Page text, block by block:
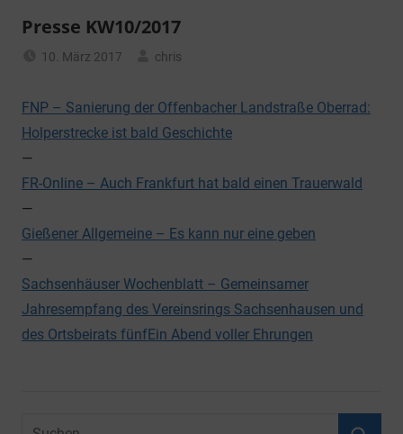
Presse KW10/2017
10. März 2017
chris
FNP – Sanierung der Offenbacher Landstraße Oberrad:
Holperstrecke ist bald Geschichte
—
FR-Online – Auch Frankfurt hat bald einen Trauerwald
—
Gießener Allgemeine – Es kann nur eine geben
—
Sachsenhäuser Wochenblatt – Gemeinsamer
Jahresempfang des Vereinsrings Sachsenhausen und
des Ortsbeirats fünfEin Abend voller Ehrungen
Suchen